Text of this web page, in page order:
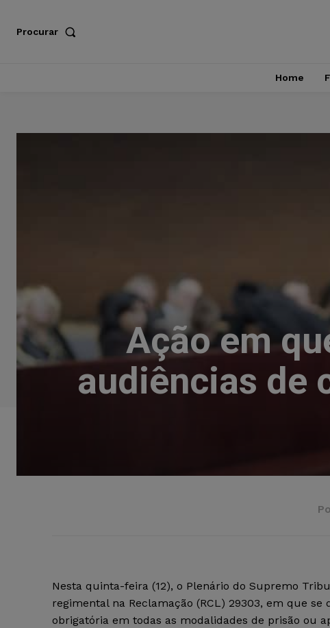
Procurar
Home
Ação em
audiências de
Nesta quinta-feira (12), o Plenário do Supremo
regimental na Reclamação (RCL) 29303, em que
obrigatória em todas as modalidades de prisão ou